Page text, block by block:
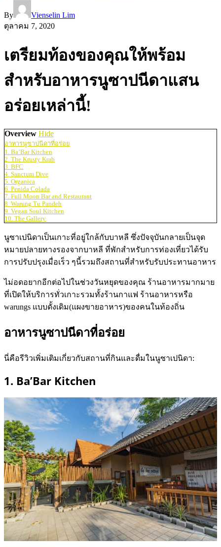
By
Vienselin Lim
ตุลาคม 7, 2020
เตรียมท้องของคุณให้พร้อม
สำหรับอาหารนูซาปนีดาแสน
อร่อยเหล่านี้!
Overview Hide
อาหารนูซาปนีดาที่อร่อย
1. Ba’Bar Kitchen
2. The Krusty Krab
3. BFC
4. Sanctum Dive
5. Organica
6. Penida Colada
7. Full Moon Bar and Restaurant
8. Warung Tu Pandeh
9. Vegan Soul Kitchen
10. The Gallery
นูซาเปนิดาเป็นเกาะที่อยู่ใกล้กับบาหลี ซึ่งปัจจุบันกลายเป็นจุด
หมายปลายทางรองจากบาหลี ที่พักสำหรับการท่องเที่ยวได้รับ
การปรับปรุงเมื่อเร็ว ๆนี้รวมถึงสถานที่สำหรับรับประทานอาหาร
ไม่อดอยากอีกต่อไปในช่วงวันหยุดของคุณ ร้านอาหารมากมาย
ที่เปิดให้บริการทั่วเกาะรวมทั้งร้านกาแฟ ร้านอาหารหรือ
warungs แบบดั้งเดิม(แผงขายอาหาร)ของคนในท้องถิ่น
อาหารนูซาปนีดาที่อร่อย
นี่คือรีวิวเพิ่มเติมเกี่ยวกับสถานที่กินและดื่มในนูซาเปนิดา:
1. Ba’Bar Kitchen